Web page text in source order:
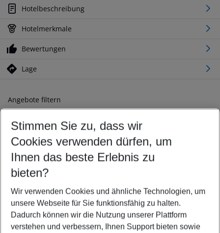
Hotelbeschreibung
Hotelmerkmale
Bewertungen
Lage
Angebote filtern
Ändern Sie Ihre Kriterien nach Ihren Wünschen
Abflughafen wählen
Beliebiger Abflughafen
Reisezeitraum wählen
11.08.26– 09.08.27 5-8 Nächte
2 Erwachsene Keine Kinder
Mehr Filter anzeigen
Stimmen Sie zu, dass wir
Cookies verwenden dürfen, um
Ihnen das beste Erlebnis zu
bieten?
Wir verwenden Cookies und ähnliche Technologien, um
unsere Webseite für Sie funktionsfähig zu halten.
Dadurch können wir die Nutzung unserer Plattform
verstehen und verbessern, Ihnen Support bieten sowie